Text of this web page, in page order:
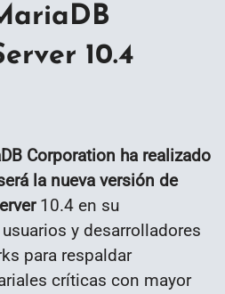
10.4
Corporation ha realizado
la nueva versión de
10.4 en su
y desarrolladores
para respaldar
críticas con mayor